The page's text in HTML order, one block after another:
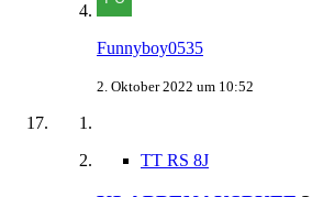
Funnyboy0535
2. Oktober 2022 um 10:52
TT RS 8J